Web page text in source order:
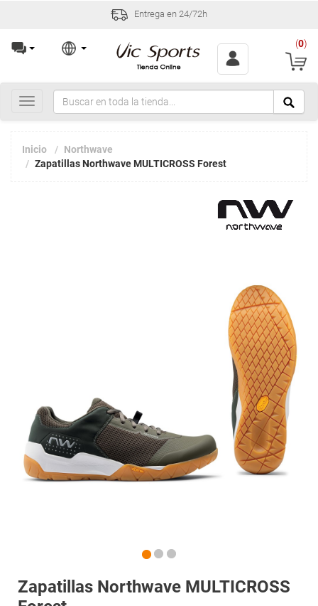
Entrega en 24/72h
(0)
Toggle
navigation
Inicio
Northwave
Zapatillas Northwave MULTICROSS Forest
Zapatillas Northwave MULTICROSS